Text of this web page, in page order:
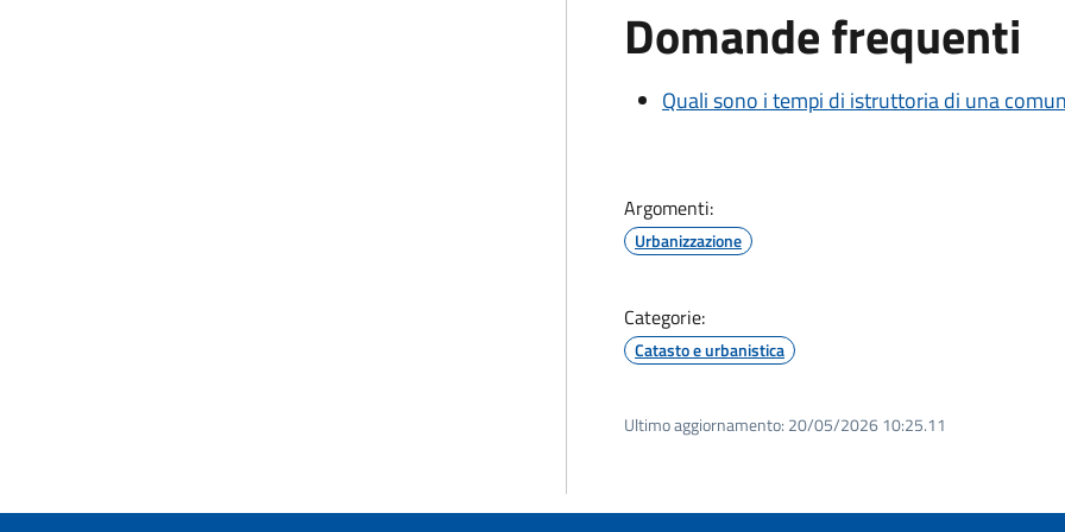
Domande frequenti
Quali sono i tempi di istruttoria di una
Argomenti:
Urbanizzazione
Categorie:
Catasto e urbanistica
Ultimo aggiornamento: 20/05/2026 10:25.11